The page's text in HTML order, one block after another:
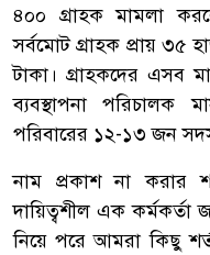
৪০০ গ্রাহক মামলা
সর্বমোট গ্রাহক প্রায় ৩৫
টাকা। গ্রাহকদের এসব
ব্যবস্থাপনা পরিচালক
পরিবারের ১২-১৩ জন
নাম প্রকাশ না করার
দায়িত্বশীল এক কর্মকর্তা
নিয়ে পরে আমরা কিছু